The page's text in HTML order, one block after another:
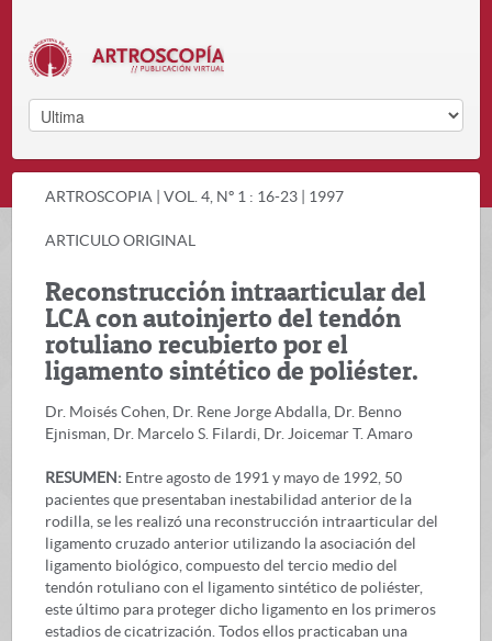
ARTROSCOPIA | VOL. 4, Nº 1 : 16-23 | 1997
ARTICULO ORIGINAL
Reconstrucción intraarticular del
LCA con autoinjerto del tendón
rotuliano recubierto por el
ligamento sintético de poliéster.
Dr. Moisés Cohen, Dr. Rene Jorge Abdalla, Dr. Benno
Ejnisman, Dr. Marcelo S. Filardi, Dr. Joicemar T. Amaro
RESUMEN: Entre agosto de 1991 y mayo de 1992, 50
pacientes que presentaban inestabilidad anterior de la
rodilla, se les realizó una reconstrucción intraarticular del
ligamento cruzado anterior utilizando la asociación del
ligamento biológico, compuesto del tercio medio del
tendón rotuliano con el ligamento sintético de poliéster,
este último para proteger dicho ligamento en los primeros
estadios de cicatrización. Todos ellos practicaban una